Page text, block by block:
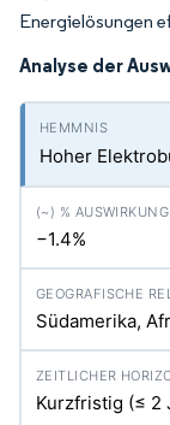
Energielösungen
Analyse der
Hoher
−1.4%
Südamerika,
Kurzfristig (≤ 2